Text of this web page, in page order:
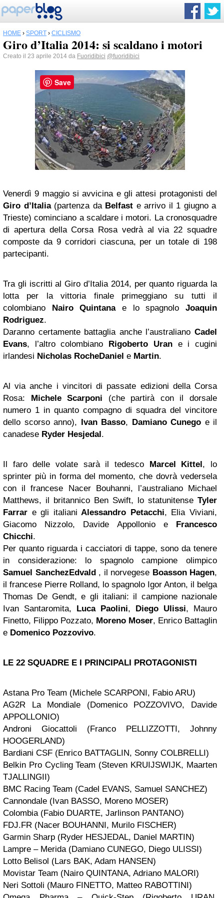
HOME › SPORT › CICLISMO
Giro d’Italia 2014: si scaldano i motori
Creato il 23 aprile 2014 da Fuoridibici @fuoridibici
Venerdì 9 maggio si avvicina e gli attesi protagonisti del
Giro d’Italia(partenza da Belfast e arrivo il 1 giugno a
Trieste) cominciano a scaldare i motori. La cronosquadre
di apertura della Corsa Rosa vedrà al via 22 squadre
composte da 9 corridori ciascuna, per un totale di 198
partecipanti.
Tra gli iscritti al Giro d’Italia 2014, per quanto riguarda la
lotta per la vittoria finale primeggiano su tutti il
colombiano Nairo Quintanae lo spagnoloJoaquin
Rodriguez.
Daranno certamente battaglia anche l’australiano Cadel
Evans, l’altro colombiano Rigoberto Urane i cugini
irlandesi Nicholas RocheDaniel e Martin.
Al via anche i vincitori di passate edizioni della Corsa
Rosa: Michele Scarponi (che partirà con il dorsale
numero 1 in quanto compagno di squadra del vincitore
dello scorso anno), Ivan Basso, Damiano Cunego e il
canadese Ryder Hesjedal.
Il faro delle volate sarà il tedesco Marcel Kittel, lo
sprinter più in forma del momento, che dovrà vedersela
con il francese Nacer Bouhanni, l’australiano Michael
Matthews, il britannico Ben Swift, lo statunitense Tyler
Farrar e gli italiani Alessandro Petacchi, Elia Viviani,
Giacomo Nizzolo, Davide Appollonio e Francesco
Chicchi.
Per quanto riguarda i cacciatori di tappe, sono da tenere
in considerazione: lo spagnolo campione olimpico
Samuel SanchezEdvald, il norvegese Boasson Hagen,
il francese Pierre Rolland, lo spagnolo Igor Anton, il belga
Thomas De Gendt, e gli italiani: il campione nazionale
Ivan Santaromita, Luca Paolini, Diego Ulissi, Mauro
Finetto, Filippo Pozzato, Moreno Moser, Enrico Battaglin
e Domenico Pozzovivo.
LE 22 SQUADRE E I PRINCIPALI PROTAGONISTI
Astana Pro Team (Michele SCARPONI, Fabio ARU)
AG2R La Mondiale (Domenico POZZOVIVO, Davide
APPOLLONIO)
Androni Giocattoli (Franco PELLIZZOTTI, Johnny
HOOGERLAND)
Bardiani CSF (Enrico BATTAGLIN, Sonny COLBRELLI)
Belkin Pro Cycling Team (Steven KRUIJSWIJK, Maarten
TJALLINGII)
BMC Racing Team (Cadel EVANS, Samuel SANCHEZ)
Cannondale (Ivan BASSO, Moreno MOSER)
Colombia (Fabio DUARTE, Jarlinson PANTANO)
FDJ.FR (Nacer BOUHANNI, Murilo FISCHER)
Garmin Sharp (Ryder HESJEDAL, Daniel MARTIN)
Lampre – Merida (Damiano CUNEGO, Diego ULISSI)
Lotto Belisol (Lars BAK, Adam HANSEN)
Movistar Team (Nairo QUINTANA, Adriano MALORI)
Neri Sottoli (Mauro FINETTO, Matteo RABOTTINI)
Save